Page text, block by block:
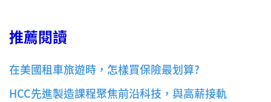
推薦閱讀
在美國租車旅遊時，怎樣買保險最划算?
HCC先進製造課程聚焦前沿科技，與高薪接軌